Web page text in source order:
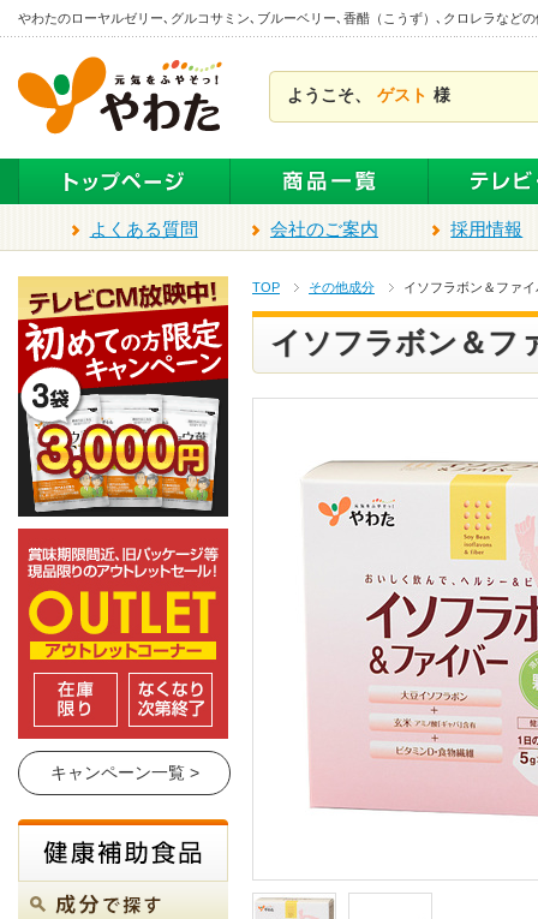
本
文
ま
で
キ
やわたのローヤルゼリー､グルコサミン､ブルーベリー､香醋（こうず）､クロレラなど
ようこそ、 ゲスト 様
よくある質問 会社のご案内 採用情報
TOP その他成分 イソフラボン＆ファ
イソフラボン＆フ
キャンペーン一覧 >